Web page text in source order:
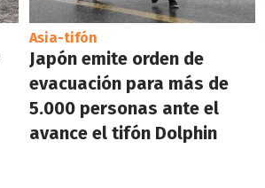
Asia-tifón
Japón emite orden de
evacuación para más de
5.000 personas ante el
avance el tifón Dolphin